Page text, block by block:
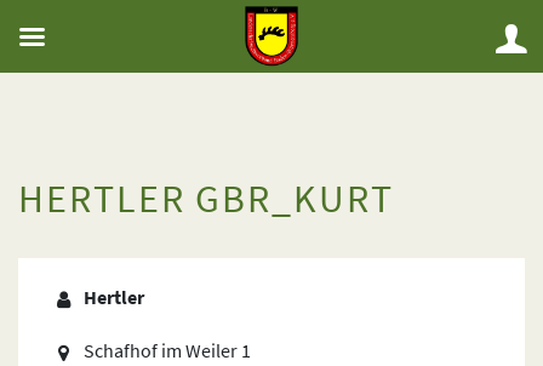
HERTLER GBR_KURT
Hertler
Schafhof im Weiler 1